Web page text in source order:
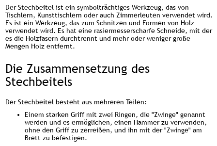
Der Stechbeitel ist ein symbolträchtiges Werkzeug, das von
Tischlern, Kunsttischlern oder auch Zimmerleuten verwendet wird.
Es ist ein Werkzeug, das zum Schnitzen und Formen von Holz
verwendet wird. Es hat eine rasiermesserscharfe Schneide, mit der
es die Holzfasern durchtrennt und mehr oder weniger große
Mengen Holz entfernt.
Die Zusammensetzung des
Stechbeitels
Der Stechbeitel besteht aus mehreren Teilen:
Einem starken Griff mit zwei Ringen, die "Zwinge" genannt
werden und es ermöglichen, einen Hammer zu verwenden,
ohne den Griff zu zerreißen, und ihn mit der "Zwinge" am
Brett zu befestigen.